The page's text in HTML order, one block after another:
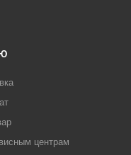
центрам